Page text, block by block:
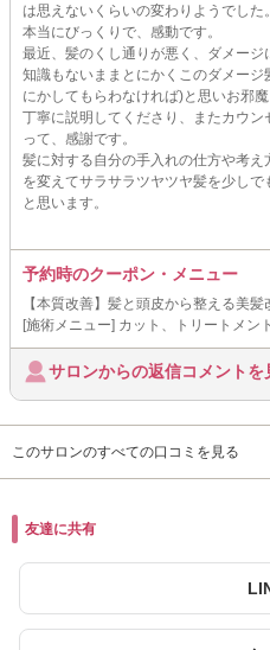
は思えないくらいの変わりようでした。
本当にびっくりで、感動です。
最近、髪のくし通りが悪く、ダメージ
知識もないままとにかくこのダメー
にかしてもらわなければ)と思いお邪
丁寧に説明してくださり、またカウ
って、感謝です。
髪に対する自分の手入れの仕方や考
を変えてサラサラツヤツヤ髪を少し
と思います。
予約時のクーポン・メニュー
【本質改善】髪と頭皮から整える美
[施術メニュー] カット、トリートメン
サロンからの返信コメントを
このサロンのすべての口コミを見る
友達に共有